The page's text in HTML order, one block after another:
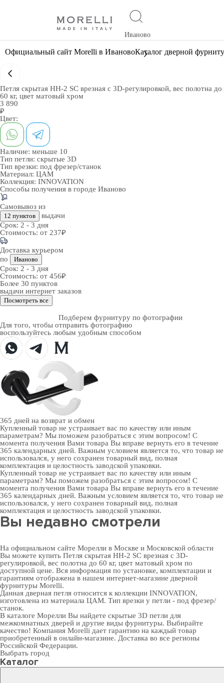
Иваново
Официальный сайт Morelli в ИвановоКаталог дверной
Петля скрытая HH-2 SC врезная с 3D-регулировкой, вес полотна до
60 кг, цвет матовый хром
3 890
₽
Цвет:
Наличие: меньше 10
Тип петли: скрытые 3D
Тип врезки: под фрезер/станок
Материал: ЦАМ
Коллекция: INNOVATION
Способы получения в городе Иваново
Самовывоз из
12 пунктов
выдачи
Срок: 2 - 3 дня
Стоимость: от 237₽
Доставка курьером
по
Иваново
Срок: 2 - 3 дня
Стоимость: от 456₽
Более 30 пунктов
выдачи интернет заказов
Посмотреть все
Подберем фурнитуру по фотографии
Для того, чтобы отправить фотографию
воспользуйтесь любым удобным способом
365 дней на возврат и обмен
Купленный товар не устраивает вас по качеству или иным
параметрам? Мы поможем разобраться с этим вопросом! С
момента получения Вами товара Вы вправе вернуть его в течение
365 календарных дней. Важным условием является то, что товар не
использовался, у него сохранен товарный вид, полная
комплектация и целостность заводской упаковки.
Купленный товар не устраивает вас по качеству или иным
параметрам? Мы поможем разобраться с этим вопросом! С
момента получения Вами товара Вы вправе вернуть его в течение
365 календарных дней. Важным условием является то, что товар не
использовался, у него сохранен товарный вид, полная
комплектация и целостность заводской упаковки.
Вы недавно смотрели
На официальном сайте Морелли в Москве и Московской области
Вы можете купить Петля скрытая HH-2 SC врезная с 3D-
регулировкой, вес полотна до 60 кг, цвет матовый хром по
доступной цене. Вся информация по установке, комплектации и
гарантиям отображена в нашем интернет-магазине дверной
фурнитуры Morelli.
Данная дверная петля относится к коллекции INNOVATION,
изготовлена из материала ЦАМ. Тип врезки у петли - под фрезер/
станок.
В каталоге Морелли Вы найдете скрытые 3D петли для
межкомнатных дверей и другие виды фурнитуры. Выбирайте
качество! Компания Morelli дает гарантию на каждый товар
приобретенный в онлайн-магазине. Доставка во все регионы
Российской Федерации.
Выбрать город
Каталог